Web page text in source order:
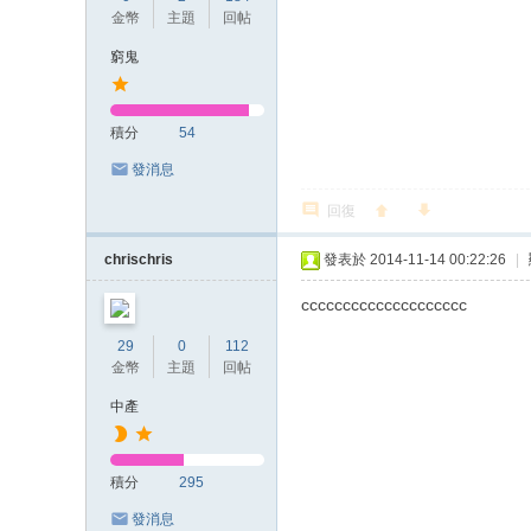
金幣
主題
回帖
窮鬼
積分 54
發消息
回復
chrischris
29
金幣
0
主題
112
回帖
中產
積分 295
發消息
發表於 2014-11-14 00:22:26
cccccccccccccccccccc